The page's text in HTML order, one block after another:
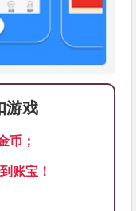
游戏
币；
账宝！